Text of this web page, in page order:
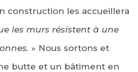
construction les accueillera
les murs résistent à une
» Nous sortons et
butte et un bâtiment en